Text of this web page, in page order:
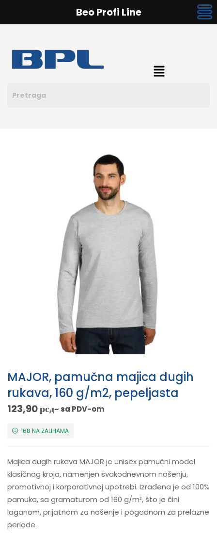
MAJOR, pamučna majica dugih
rukava, 160 g/m2, pepeljasta
123,90рсд~ sa PDV-om
168 NA ZALIHAMA
Majica dugih rukava MAJOR je unisex pamučni model
klasičnog kroja, namenjen svakodnevnom nošenju,
promotivnoj i korporativnoj upotrebi. Izrađena je od 100%
pamuka, sa gramaturom od 160 g/m², što je čini
laganom, prijatnom za nošenje i pogodnom za prelazne
periode.
Beo Profi Line